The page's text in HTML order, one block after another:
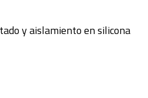
y aislamiento en silicona